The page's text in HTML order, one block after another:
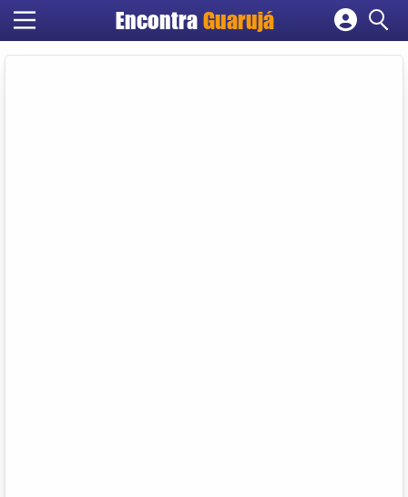
Encontra Guarujá
Cadastrar empresa